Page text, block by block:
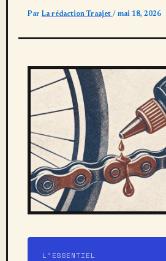
Par La rédaction Traajet / mai 18, 2026
L’ESSENTIEL